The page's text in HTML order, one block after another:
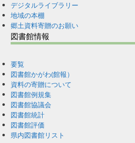
デジタルライブラリー
地域の本棚
郷土資料寄贈のお願い
図書館情報
要覧
図書館かがわ(館報）
資料の寄贈について
図書館例規集
図書館協議会
図書館統計
図書館評価
県内図書館リスト